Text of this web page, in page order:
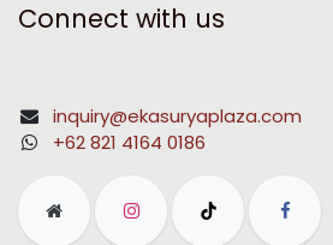
Connect with us
inquiry@ekasuryaplaza.com
+62 821 4164 0186